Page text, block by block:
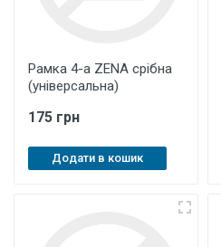
Рамка 4-а ZENA срібна
(універсальна)
175 грн
Додати в кошик